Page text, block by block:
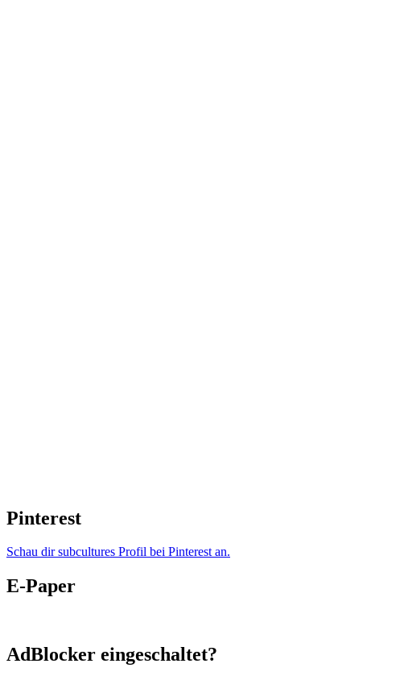
Pinterest
Schau dir subcultures Profil bei Pinterest an.
E-Paper
AdBlocker eingeschaltet?